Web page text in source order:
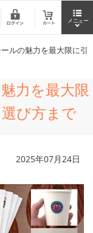
ールの魅力を最大限に引
力を最大限
び方まで
2025年07月24日